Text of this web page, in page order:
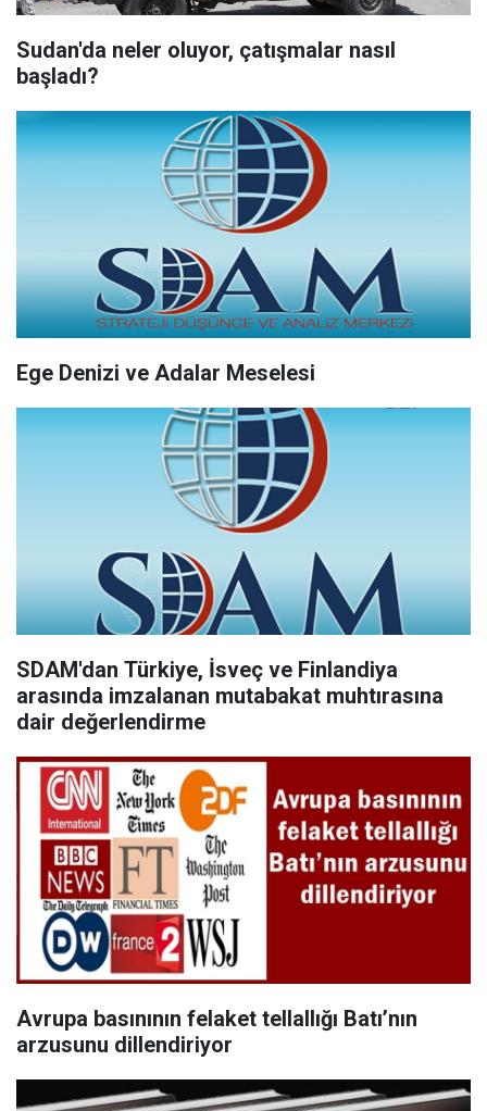
Sudan'da neler oluyor, çatışmalar nasıl
başladı?
Ege Denizi ve Adalar Meselesi
SDAM'dan Türkiye, İsveç ve Finlandiya
arasında imzalanan mutabakat muhtırasına
dair değerlendirme
Avrupa basınının felaket tellallığı Batı’nın
arzusunu dillendiriyor